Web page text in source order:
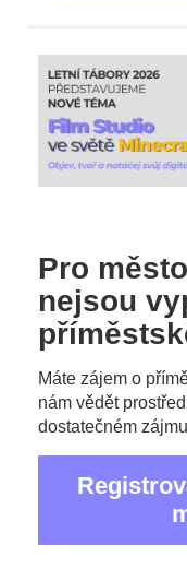
Pro
nejsou
Máte zájem o
nám vědět
dostatečném